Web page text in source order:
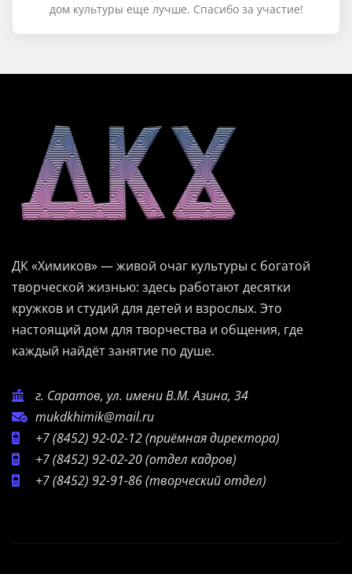
дом культуры еще лучше. Спасибо за участие!
ДК «Химиков» — живой очаг культуры с богатой
творческой жизнью: здесь работают десятки
кружков и студий для детей и взрослых. Это
настоящий дом для творчества и общения, где
каждый найдёт занятие по душе.
г. Саратов, ул. имени В.М. Азина, 34
mukdkhimik@mail.ru
+7 (8452) 92-02-12(приёмная директора)
+7 (8452) 92-02-20(отдел кадров)
+7 (8452) 92-91-86(творческий отдел)